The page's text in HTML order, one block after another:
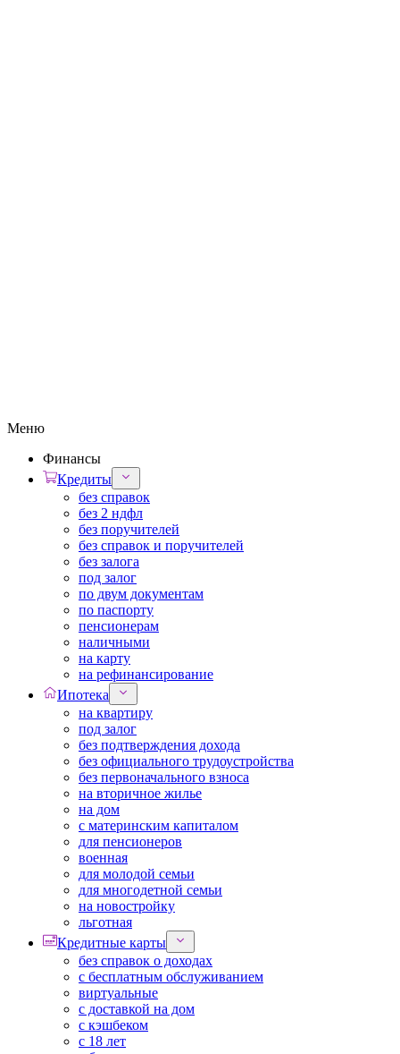
Меню
Финансы
Кредиты
без справок
без 2 ндфл
без поручителей
без справок и поручителей
без залога
под залог
по двум документам
по паспорту
пенсионерам
наличными
на карту
на рефинансирование
Ипотека
на квартиру
под залог
без подтверждения дохода
без официального трудоустройства
без первоначального взноса
на вторичное жилье
на дом
с материнским капиталом
для пенсионеров
военная
для молодой семьи
для многодетной семьи
на новостройку
льготная
Кредитные карты
без справок о доходах
с бесплатным обслуживанием
виртуальные
с доставкой на дом
с кэшбеком
с 18 лет